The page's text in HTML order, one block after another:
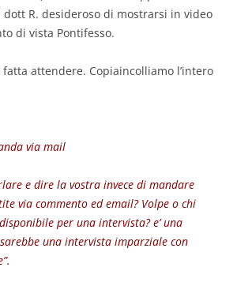
dott R. desideroso di mostrarsi in video
di vista Pontifesso.
fatta attendere. Copiaincolliamo l’intero
via mail
e dire la vostra invece di mandare
via commento ed email? Volpe o chi
per una intervista? e’ una
una intervista imparziale con